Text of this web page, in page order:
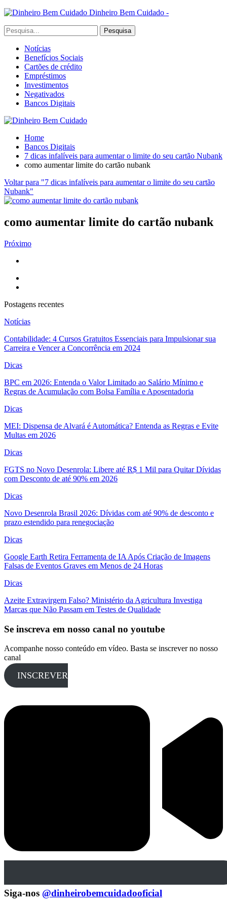
Dinheiro Bem Cuidado -
Notícias
Benefícios Sociais
Cartões de crédito
Empréstimos
Investimentos
Negativados
Bancos Digitais
Home
Bancos Digitais
7 dicas infalíveis para aumentar o limite do seu cartão Nubank
como aumentar limite do cartão nubank
Voltar para "7 dicas infalíveis para aumentar o limite do seu cartão
Nubank"
como aumentar limite do cartão nubank
Próximo
Postagens recentes
Notícias
Contabilidade: 4 Cursos Gratuitos Essenciais para Impulsionar sua
Carreira e Vencer a Concorrência em 2024
Dicas
BPC em 2026: Entenda o Valor Limitado ao Salário Mínimo e
Regras de Acumulação com Bolsa Família e Aposentadoria
Dicas
MEI: Dispensa de Alvará é Automática? Entenda as Regras e Evite
Multas em 2026
Dicas
FGTS no Novo Desenrola: Libere até R$ 1 Mil para Quitar Dívidas
com Desconto de até 90% em 2026
Dicas
Novo Desenrola Brasil 2026: Dívidas com até 90% de desconto e
prazo estendido para renegociação
Dicas
Google Earth Retira Ferramenta de IA Após Criação de Imagens
Falsas de Eventos Graves em Menos de 24 Horas
Dicas
Azeite Extravirgem Falso? Ministério da Agricultura Investiga
Marcas que Não Passam em Testes de Qualidade
Se inscreva em nosso canal no youtube
Acompanhe nosso conteúdo em vídeo. Basta se inscrever no nosso
canal
INSCREVER
Siga-nos @dinheirobemcuidadooficial